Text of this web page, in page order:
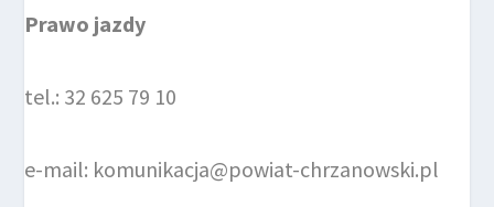
Prawo jazdy
tel.: 32 625 79 10
e-mail: komunikacja@powiat-chrzanowski.pl